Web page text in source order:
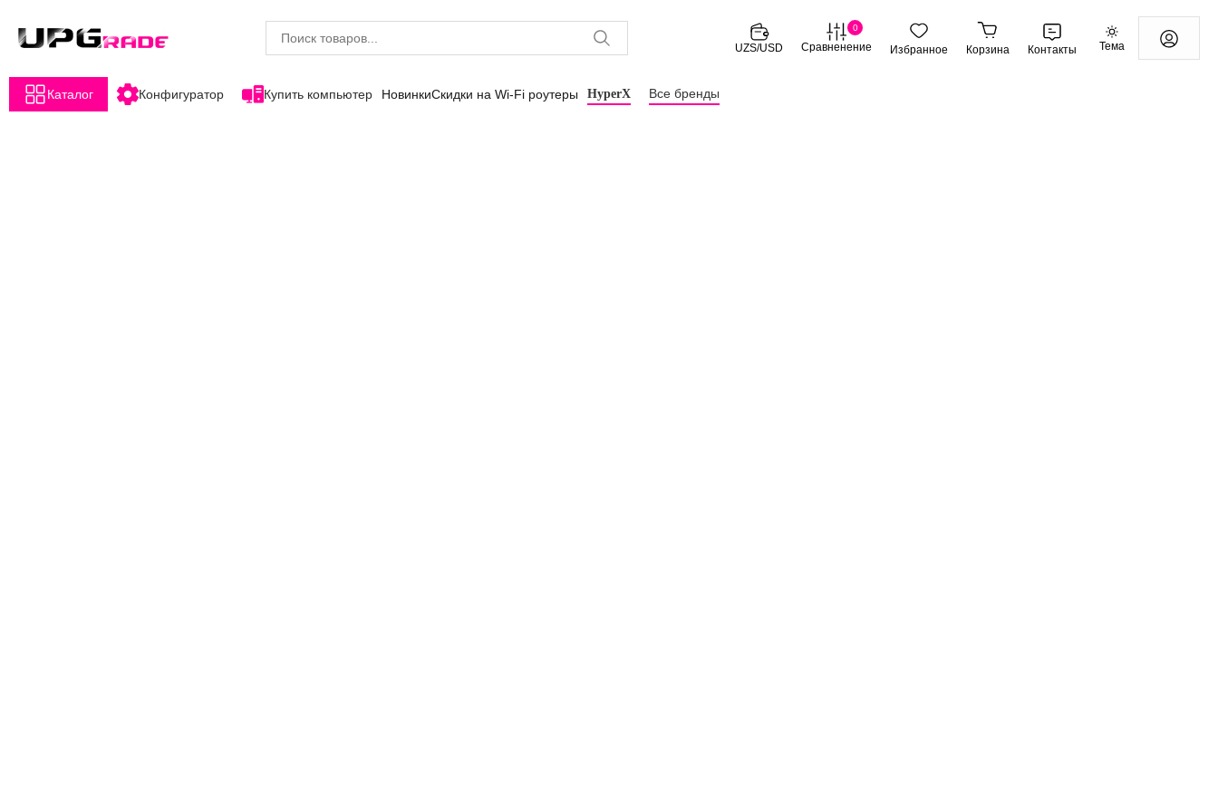
UZS/USD
0
Сравненение Избранное Корзина Контакты Тема
Каталог Конфигуратор Купить компьютер НовинкиСкидки на Wi-Fi роутеры HyperX Все бренды